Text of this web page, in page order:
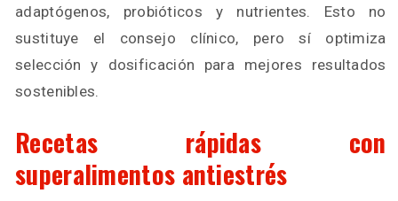
adaptógenos, probióticos y nutrientes. Esto no
sustituye el consejo clínico, pero sí optimiza
selección y dosificación para mejores resultados
sostenibles.
Recetas rápidas con
superalimentos antiestrés